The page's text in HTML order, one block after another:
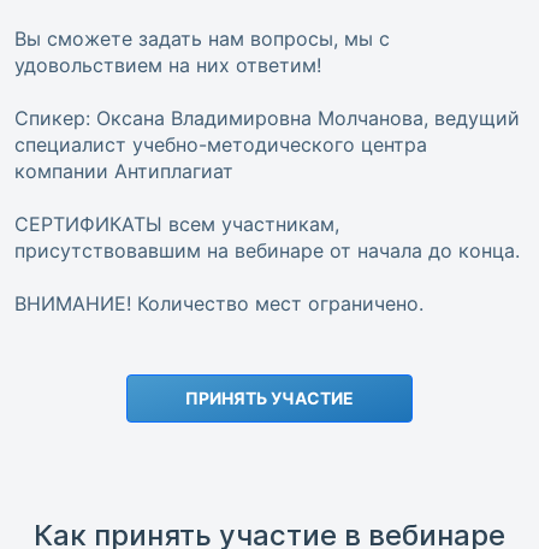
Вы сможете задать нам вопросы, мы с
удовольствием на них ответим!
Спикер: Оксана Владимировна Молчанова, ведущий
специалист учебно-методического центра
компании Антиплагиат
СЕРТИФИКАТЫ всем участникам,
присутствовавшим на вебинаре от начала до конца.
ВНИМАНИЕ! Количество мест ограничено.
ПРИНЯТЬ УЧАСТИЕ
Как принять участие в вебинаре